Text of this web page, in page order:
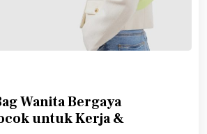
Wanita Bergaya
untuk Kerja &